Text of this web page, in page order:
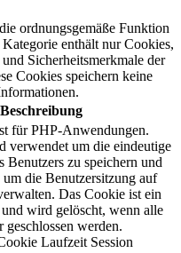
ordnungsgemäße Funktion
enthält nur Cookies,
Sicherheitsmerkmale der
Cookies speichern keine
Beschreibung
für PHP-Anwendungen.
verwendet um die eindeutige
Benutzers zu speichern und
die Benutzersitzung auf
Das Cookie ist ein
wird gelöscht, wenn alle
geschlossen werden.
Laufzeit Session